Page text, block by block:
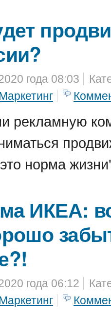
года 08:03
рекламную
норма
ИКЕА:
года 06:12